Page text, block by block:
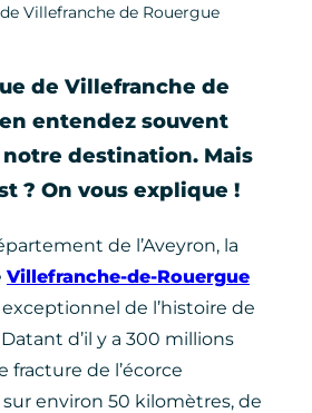
Villefranche de Rouergue
de Villefranche de
entendez souvent
destination. Mais
? On vous explique !
de l’Aveyron, la
Villefranche-de-Rouergue
de l’histoire de
d’il y a 300 millions
fracture de l’écorce
environ 50 kilomètres, de